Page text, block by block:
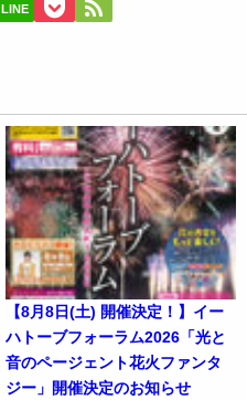
LINE
【8月8日(土) 開催決定！】イー
ハトーブフォーラム2026「光と
音のページェント花火ファンタ
ジー」開催決定のお知らせ